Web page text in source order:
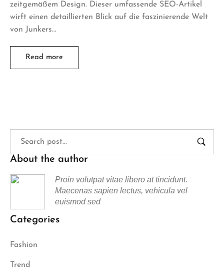
zeitgemäßem Design. Dieser umfassende SEO-Artikel
wirft einen detaillierten Blick auf die faszinierende Welt
von Junkers…
Read more
About the author
Proin volutpat vitae libero at tincidunt.
Maecenas sapien lectus, vehicula vel
euismod sed
Categories
Fashion
Trend